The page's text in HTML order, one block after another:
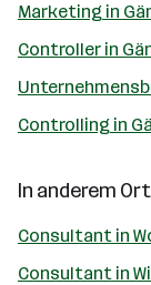
Marketing in
Controller in
Controlling in
In anderem
Consultant in
Consultant in